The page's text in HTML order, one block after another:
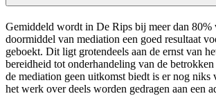
Gemiddeld wordt in De Rips bij meer dan 80%
doormiddel van mediation een goed resultaat
geboekt. Dit ligt grotendeels aan de ernst van
bereidheid tot onderhandeling van de
de mediation geen uitkomst biedt is er nog niks
het werk over deels worden gedragen aan een